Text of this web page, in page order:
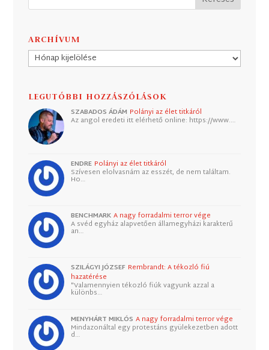
ARCHÍVUM
Archívum
LEGUTÓBBI HOZZÁSZÓLÁSOK
SZABADOS ÁDÁM Polányi az élet titkáról
Az angol eredeti itt elérhető online: https://www.…
ENDRE Polányi az élet titkáról
Szívesen elolvasnám az esszét, de nem találtam.
Ho…
BENCHMARK A nagy forradalmi terror vége
A svéd egyház alapvetően államegyházi karakterű
an…
SZILÁGYI JÓZSEF Rembrandt: A tékozló fiú
hazatérése
"Valamennyien tékozló fiúk vagyunk azzal a
különbs…
MENYHÁRT MIKLÓS A nagy forradalmi terror vége
Mindazonáltal egy protestáns gyülekezetben adott
d…